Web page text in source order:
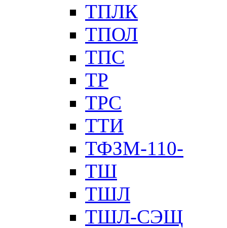
ТПЛК
ТПОЛ
ТПС
ТР
ТРС
ТТИ
ТФЗМ-110-
ТШ
ТШЛ
ТШЛ-СЭЩ